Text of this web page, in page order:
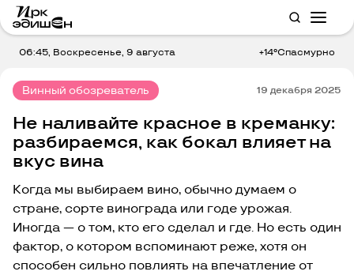
06:45, Воскресенье, 9 августа +14°Cпасмурно
Винный обозреватель 19 декабря 2025
Не наливайте красное в креманку:
разбираемся, как бокал влияет на
вкус вина
Когда мы выбираем вино, обычно думаем о
стране, сорте винограда или годе урожая.
Иногда — о том, кто его сделал и где. Но есть один
фактор, о котором вспоминают реже, хотя он
способен сильно повлиять на впечатление от